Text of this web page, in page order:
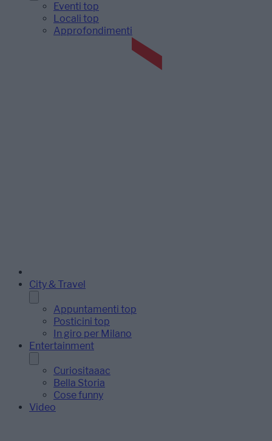
Eventi top
Locali top
Approfondimenti
City & Travel
Appuntamenti top
Posticini top
In giro per Milano
Entertainment
Curiositaaac
Bella Storia
Cose funny
Video